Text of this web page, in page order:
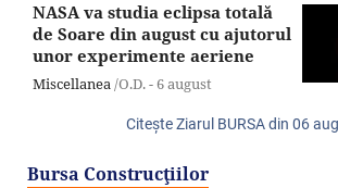
NASA va studia eclipsa totală
de Soare din august cu ajutorul
unor experimente aeriene
Miscellanea/O.D. -6 august
Citeşte Ziarul BURSA din 06
Bursa Construcţiilor